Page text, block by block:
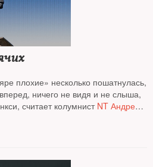
плохие» несколько пошатнулась,
ничего не видя и не слыша,
считает колумнист NT Андрей